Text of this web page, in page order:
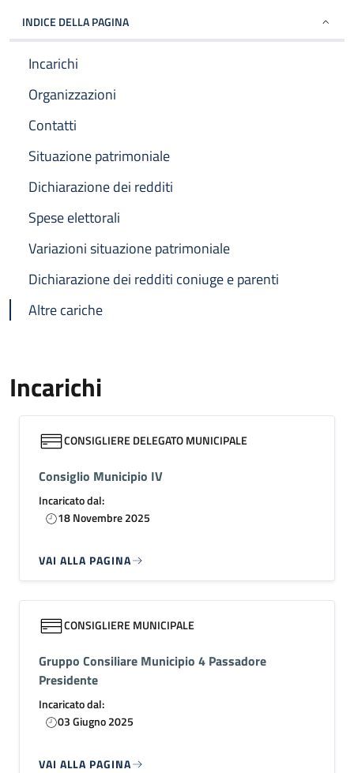
INDICE DELLA PAGINA
Incarichi
Organizzazioni
Contatti
Situazione patrimoniale
Dichiarazione dei redditi
Spese elettorali
Variazioni situazione patrimoniale
Dichiarazione dei redditi coniuge e parenti
Altre cariche
Incarichi
CONSIGLIERE DELEGATO MUNICIPALE
Consiglio Municipio IV
Incaricato dal:
18 Novembre 2025
VAI ALLA PAGINA
CONSIGLIERE MUNICIPALE
Gruppo Consiliare Municipio 4 Passadore
Presidente
Incaricato dal:
03 Giugno 2025
VAI ALLA PAGINA